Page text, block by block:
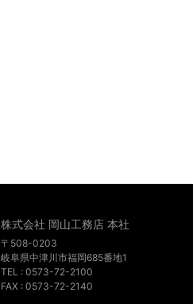
株式会社 岡山工務店 本社
〒508-0203
岐阜県中津川市福岡685番地1
TEL : 0573-72-2100
FAX : 0573-72-2140